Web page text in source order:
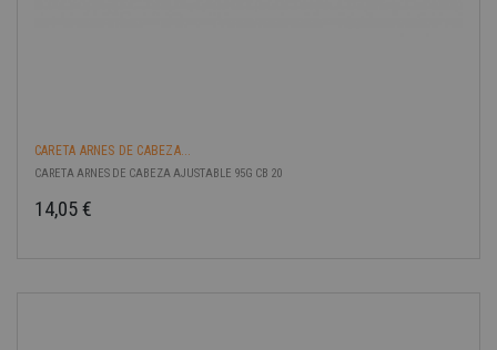
CARETA ARNES DE CABEZA...
CARETA ARNES DE CABEZA AJUSTABLE 95G CB 20
14,05 €